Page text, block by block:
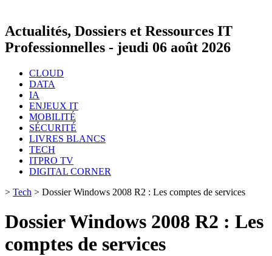
Actualités, Dossiers et Ressources IT
Professionnelles - jeudi 06 août 2026
CLOUD
DATA
IA
ENJEUX IT
MOBILITÉ
SÉCURITÉ
LIVRES BLANCS
TECH
ITPRO TV
DIGITAL CORNER
> Tech > Dossier Windows 2008 R2 : Les comptes de services
Dossier Windows 2008 R2 : Les
comptes de services